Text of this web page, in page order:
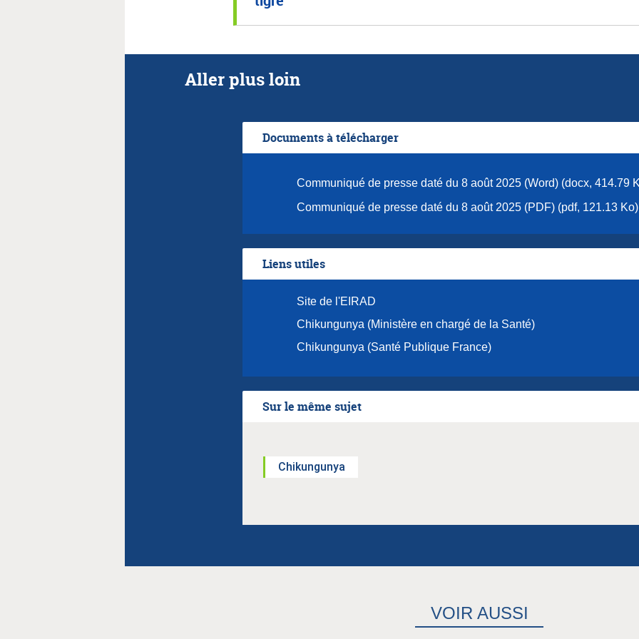
Aller plus loin
Documents à télécharger
Communiqué de presse daté du 8 août 2025 (Word) (docx, 414.79
Communiqué de presse daté du 8 août 2025 (PDF) (pdf, 121.13 Ko)
Liens utiles
Site de l'EIRAD
Chikungunya (Ministère en chargé de la Santé)
Chikungunya (Santé Publique France)
Sur le même sujet
Chikungunya
VOIR AUSSI